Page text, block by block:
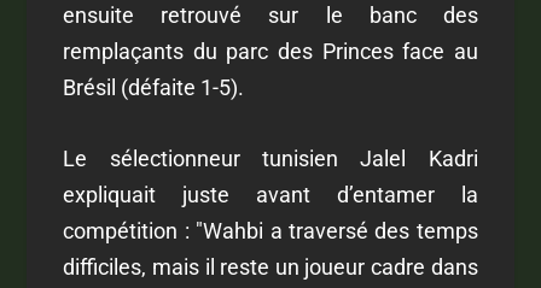
ensuite retrouvé sur le banc des
remplaçants du parc des Princes face au
Brésil (défaite 1-5).
Le sélectionneur tunisien Jalel Kadri
expliquait juste avant d’entamer la
compétition : "Wahbi a traversé des temps
difficiles, mais il reste un joueur cadre dans